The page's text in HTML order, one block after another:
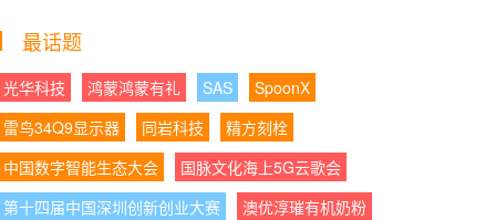
08:07:56
08:07:05 | 宏祚新能源工商业分布式光伏机构
间REITs在上交所正式设立，银行理财资金批量
入场
08:07:07 | 破除"安全港"幻觉，看清企业AI应
最话题
光华科技 鸿蒙鸿蒙有礼 SAS
SpoonX
雷鸟34Q9显示器
同岩科技
精方刻栓
中国数字智能生态大会
国脉文化海上5G云歌会
第十四届中国深圳创新创业大赛
澳优淳璀有机奶粉